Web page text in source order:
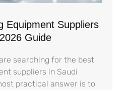
Equipment Suppliers
Guide
searching for the best
suppliers in Saudi
practical answer is to